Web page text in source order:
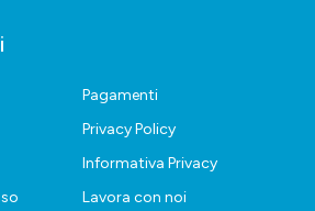
Pagamenti
Privacy Policy
Informativa Privacy
Lavora con noi